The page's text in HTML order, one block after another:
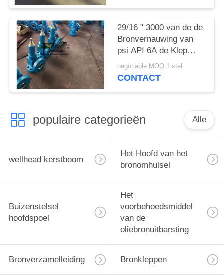
29/16 " 3000 van de de
Bronvernauwing van
psi API 6A de Klep
Regelbare Assemblage
negotiable MOQ:1 stel
CONTACT
populaire categorieën Alle
wellhead kerstboom
Het Hoofd van het
bronomhulsel
Buizenstelsel
hoofdspoel
Het
voorbehoedsmiddel
van de
oliebronuitbarsting
Bronverzamelleiding Bronkleppen